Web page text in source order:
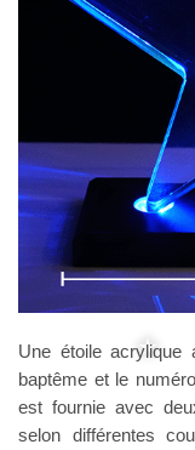
Une étoile
baptême et le
est fournie avec
selon différentes